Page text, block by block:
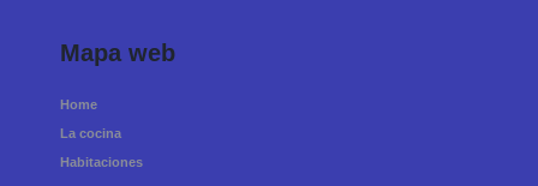
Mapa web
Home
La cocina
Habitaciones